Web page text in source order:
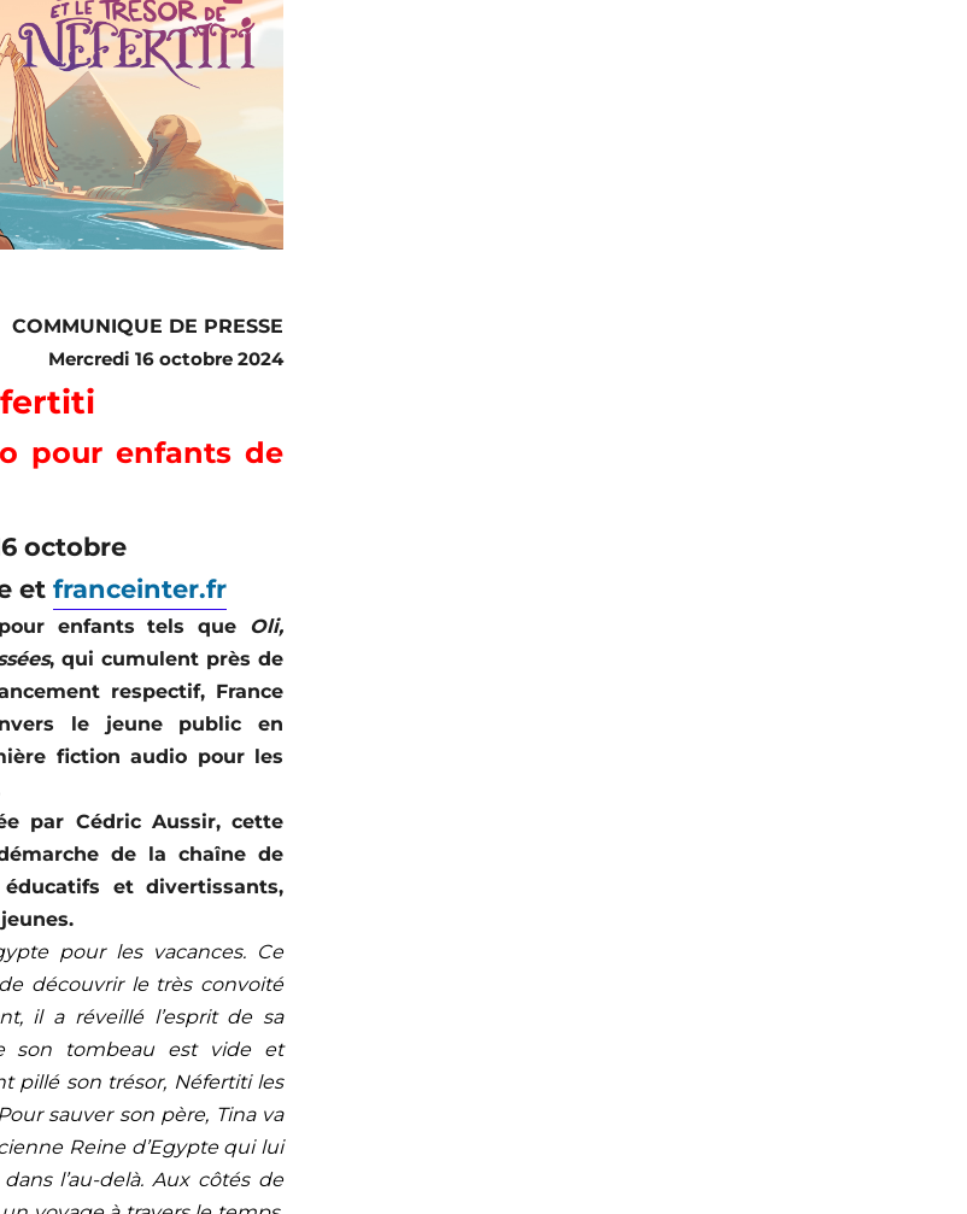
COMMUNIQUE DE PRESSE
Mercredi 16 octobre 2024
pour enfants de
octobre
et franceinter.fr
enfants tels que Oli,
, qui cumulent près de
respectif, France
le jeune public en
fiction audio pour les
par Cédric Aussir, cette
de la chaîne de
et divertissants,
pour les vacances. Ce
découvrir le très convoité
il a réveillé l’esprit de sa
son tombeau est vide et
pillé son trésor, Néfertiti les
sauver son père, Tina va
Reine d’Egypte qui lui
l’au-delà. Aux côtés de